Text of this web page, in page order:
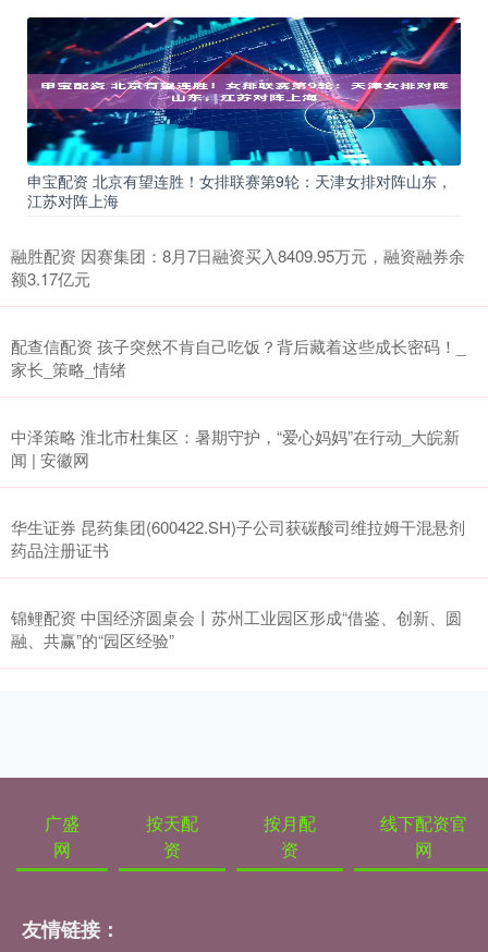
申宝配资 北京有望连胜！女排联赛第9轮：天津女排对阵山东，
江苏对阵上海
融胜配资 因赛集团：8月7日融资买入8409.95万元，融资融券余
额3.17亿元
配查信配资 孩子突然不肯自己吃饭？背后藏着这些成长密码！_
家长_策略_情绪
中泽策略 淮北市杜集区：暑期守护，“爱心妈妈”在行动_大皖新
闻 | 安徽网
华生证券 昆药集团(600422.SH)子公司获碳酸司维拉姆干混悬剂
药品注册证书
锦鲤配资 中国经济圆桌会丨苏州工业园区形成“借鉴、创新、圆
融、共赢”的“园区经验”
广盛
网
按天配
资
按月配
资
线下配资官
网
友情链接：